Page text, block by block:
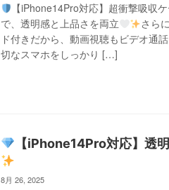
【iPhone14Pro対応】超衝撃吸収
で、透明感と上品さを両立
さら
ド付きだから、動画視聴もビデオ通
切なスマホをしっかり […]
【iPhone14Pro対応】透
8月 26, 2025